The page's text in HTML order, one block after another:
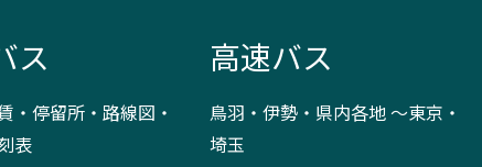
ス
・停留所・路線図・
表
高速バス
鳥羽・伊勢・県内各地 ～東京・
埼玉